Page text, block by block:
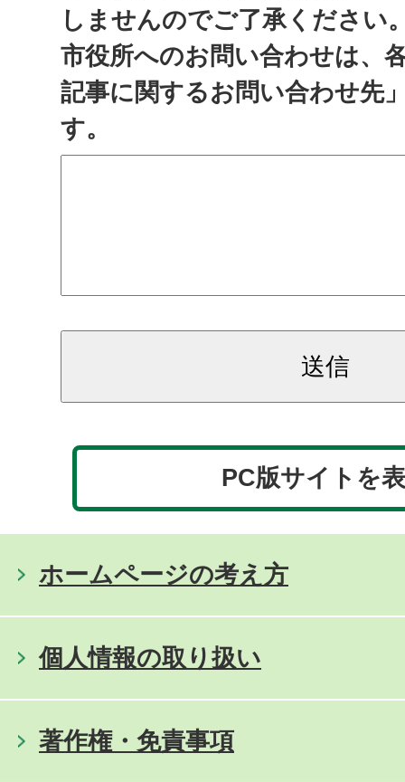
しませんのでご了承ください
市役所へのお問い合わせは、
記事に関するお問い合わせ先
す。
PC版サイトを
ホームページの考え方
個人情報の取り扱い
著作権・免責事項